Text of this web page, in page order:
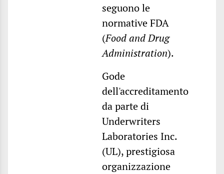
seguono le
normative FDA
(Food and Drug
Administration).
Gode
dell'accreditamento
da parte di
Underwriters
Laboratories Inc.
(UL), prestigiosa
organizzazione